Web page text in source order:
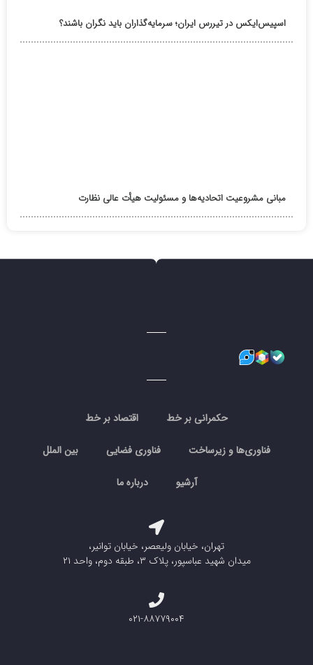
اسپیس‌ایکس در تیررس ایران؛ سرمایه‌گذاران باید نگران باشند؟
مبانی مشروعیت اتحادیه‌ها و مسئولیت هیأت عالی نظارت
حکمرانی بر خط اقتصاد بر خط
فناوری‌ها و زیرساخت فناوری فضایی بین الملل
آرشیو درباره ما
تهران، خیابان ولیعصر، خیابان توانیر،
میدان شهید عباسپور، پلاک ۳، طبقه دوم، واحد ۲۱
۰۲۱-۸۸۷۷۹۰۰۴